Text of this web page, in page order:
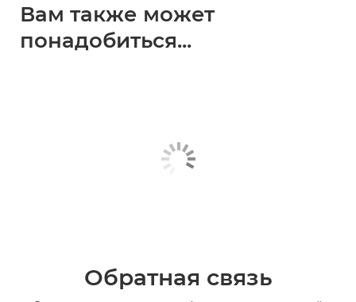
Вам также может
понадобиться...
Обратная связь